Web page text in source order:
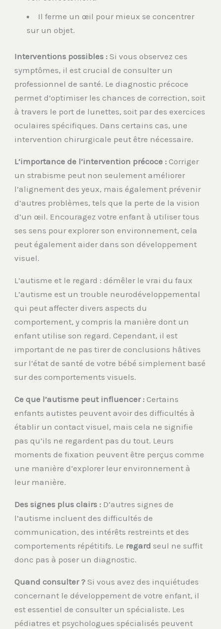
Il ferme un œil pour mieux se concentrer
sur un objet.
Interventions possibles : Si vous observez ces
symptômes, il est crucial de consulter un
professionnel de santé. Le diagnostic précoce
permet d’optimiser les chances de correction, soit
à travers le port de lunettes, soit par des exercices
oculaires spécifiques. Dans certains cas, une
intervention chirurgicale peut être nécessaire.
L’importance de l’intervention précoce : Corriger
un strabisme peut non seulement améliorer
l’alignement des yeux, mais également prévenir
d’autres problèmes, tels que la perte de la vision
d’un œil. Encouragez votre enfant à utiliser tous
ses sens pour explorer son environnement, cela
peut également aider dans son développement
visuel.
L’autisme et le regard : démêler le vrai du faux
L’autisme est un trouble neurodéveloppemental
qui peut affecter divers aspects du
comportement, y compris la manière dont un
enfant utilise son regard. Cependant, il est
important de ne pas tirer de conclusions hâtives
sur l’état de santé de votre bébé simplement basé
sur des comportements visuels.
Ce que l’autisme peut influencer : Certains
enfants autistes peuvent avoir des difficultés à
établir un contact visuel, mais cela ne signifie
pas qu’ils ne regardent pas du tout. Leurs
moments de fixation peuvent être perçus comme
une manière d’explorer leur environnement à
leur manière.
Des signes plus clairs : D’autres signes de
l’autisme incluent des difficultés de
communication, des intérêts restreints et des
comportements répétitifs. Le regard seul ne suffit
donc pas à poser un diagnostic.
Quand consulter ? Si vous avez des inquiétudes
concernant le développement de votre enfant, il
est essentiel de consulter un spécialiste. Les
pédiatres et psychologues spécialisés peuvent